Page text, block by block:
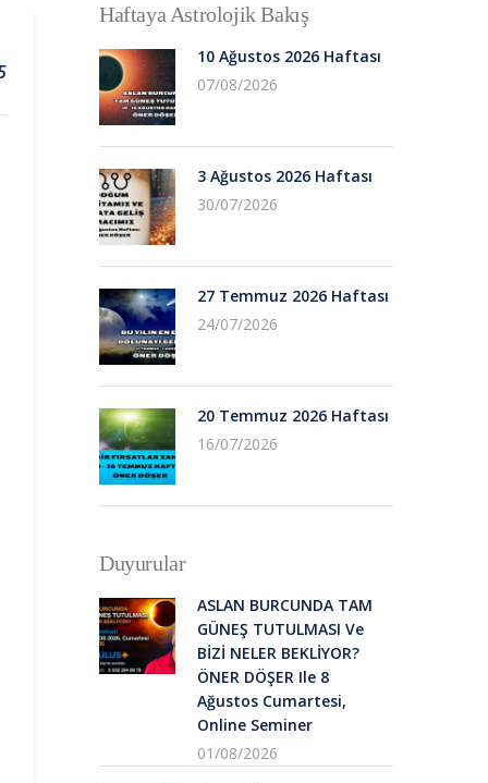
Haftaya Astrolojik Bakış
10 Ağustos 2026 Haftası
07/08/2026
3 Ağustos 2026 Haftası
30/07/2026
27 Temmuz 2026 Haftası
24/07/2026
20 Temmuz 2026 Haftası
16/07/2026
Duyurular
ASLAN BURCUNDA TAM
GÜNEŞ TUTULMASI Ve
BİZİ NELER BEKLİYOR?
ÖNER DÖŞER Ile 8
Ağustos Cumartesi,
Online Seminer
01/08/2026